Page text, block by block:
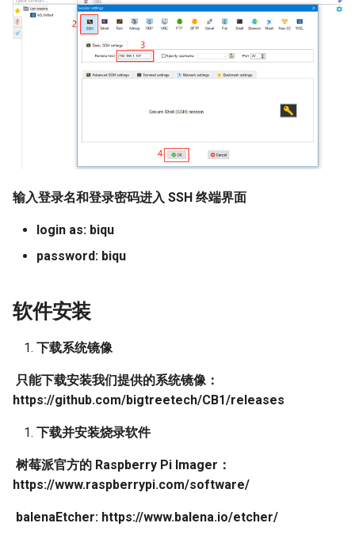
输入登录名和登录密码进入 SSH 终端界面
login as: biqu
password: biqu
软件安装
下载系统镜像
只能下载安装我们提供的系统镜像：
https://github.com/bigtreetech/CB1/releases
下载并安装烧录软件
树莓派官方的 Raspberry Pi Imager：
https://www.raspberrypi.com/software/
balenaEtcher: https://www.balena.io/etcher/